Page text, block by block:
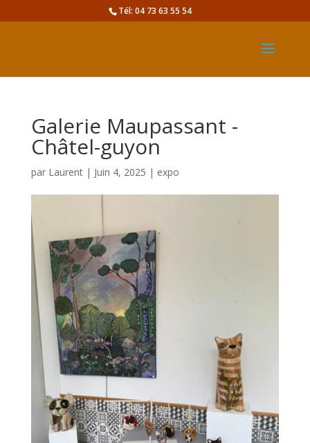
Tél: 04 73 63 55 54
Galerie Maupassant -
Châtel-guyon
par Laurent| Juin 4, 2025 | expo